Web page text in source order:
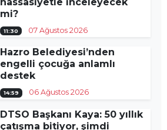
mi?
11:30 07 Ağustos 2026
Hazro Belediyesi’nden
engelli çocuğa anlamlı
destek
14:59 06 Ağustos 2026
DTSO Başkanı Kaya: 50 yıllık
çatışma bitiyor, şimdi